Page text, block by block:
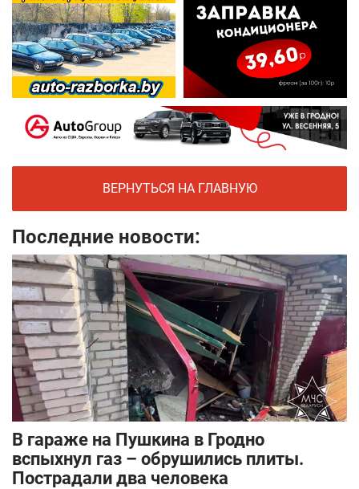
ВЕРНУТЬСЯ НА ГЛАВНУЮ
Последние новости:
В гараже на Пушкина в Гродно
вспыхнул газ – обрушились плиты.
Пострадали два человека